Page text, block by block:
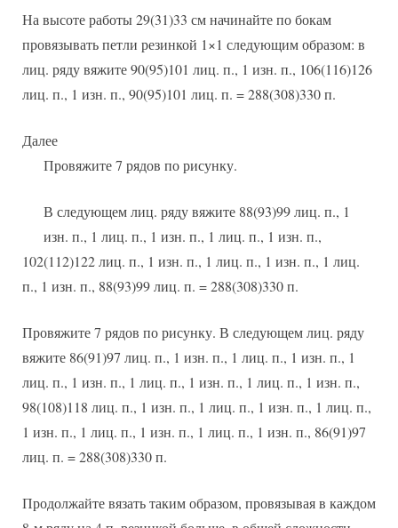
На высоте работы 29(31)33 см начинайте по бокам
провязывать петли резинкой 1×1 следующим образом: в
лиц. ряду вяжите 90(95)101 лиц. п., 1 изн. п., 106(116)126
лиц. п., 1 изн. п., 90(95)101 лиц. п. = 288(308)330 п.
Далее
Провяжите 7 рядов по рисунку.
В следующем лиц. ряду вяжите 88(93)99 лиц. п., 1
изн. п., 1 лиц. п., 1 изн. п., 1 лиц. п., 1 изн. п.,
102(112)122 лиц. п., 1 изн. п., 1 лиц. п., 1 изн. п., 1 лиц.
п., 1 изн. п., 88(93)99 лиц. п. = 288(308)330 п.
Провяжите 7 рядов по рисунку. В следующем лиц. ряду
вяжите 86(91)97 лиц. п., 1 изн. п., 1 лиц. п., 1 изн. п., 1
лиц. п., 1 изн. п., 1 лиц. п., 1 изн. п., 1 лиц. п., 1 изн. п.,
98(108)118 лиц. п., 1 изн. п., 1 лиц. п., 1 изн. п., 1 лиц. п.,
1 изн. п., 1 лиц. п., 1 изн. п., 1 лиц. п., 1 изн. п., 86(91)97
лиц. п. = 288(308)330 п.
Продолжайте вязать таким образом, провязывая в каждом